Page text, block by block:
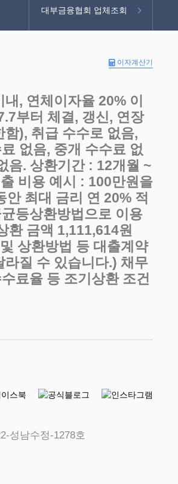
대부금융협회 업체조회
이자계산기
, 연체이자율 20% 이
부터 체결, 갱신, 연장
함), 취급 수수로 없음,
없음, 중개 수수료 없
음. 상환기간 : 12개월 ~
비용 예시 : 100만원을
안 최대 금리 연 20% 적
등상환방법으로 이용
환 금액 1,111,614원
상환방법 등 대출계약
라질 수 있습니다.) 채무
료율 등 조기상환 조건
성남수정-1278호